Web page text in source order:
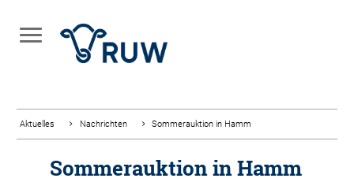
Aktuelles Nachrichten Sommerauktion in Hamm
Sommerauktion in Hamm